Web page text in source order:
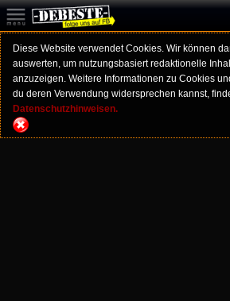
Diese Website verwendet Cookies. Wir können
auswerten, um nutzungsbasiert redaktionelle
anzuzeigen. Weitere Informationen zu Cookies
du deren Verwendung widersprechen kannst,
Datenschutzhinweisen.